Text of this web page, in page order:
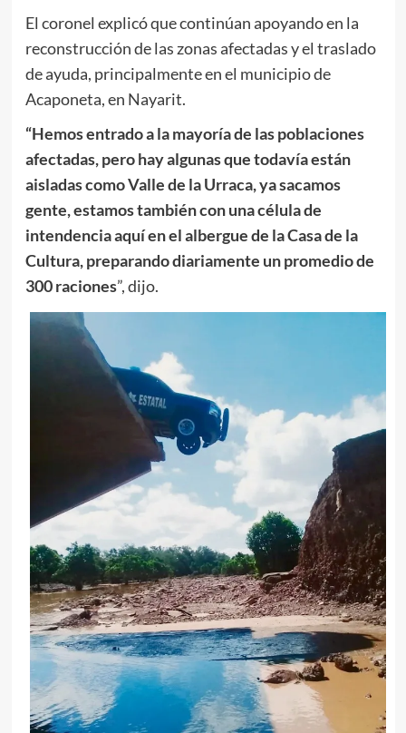
El coronel explicó que continúan apoyando en la
reconstrucción de las zonas afectadas y el traslado
de ayuda, principalmente en el municipio de
Acaponeta, en Nayarit.
“Hemos entrado a la mayoría de las poblaciones
afectadas, pero hay algunas que todavía están
aisladas como Valle de la Urraca, ya sacamos
gente, estamos también con una célula de
intendencia aquí en el albergue de la Casa de la
Cultura, preparando diariamente un promedio de
300 raciones”, dijo.